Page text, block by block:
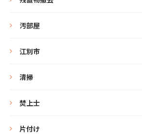
汚部屋
江別市
清掃
焚上士
片付け